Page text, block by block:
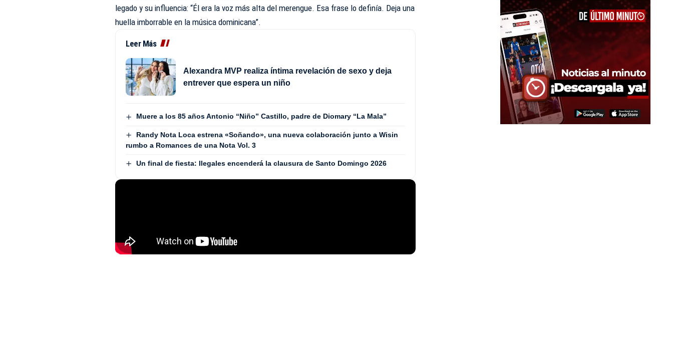
legado y su influencia: “Él era la voz más alta del merengue. Esa frase lo definía. Deja una
huella imborrable en la música dominicana”.
Leer Más
Alexandra MVP realiza íntima revelación de sexo y deja
entrever que espera un niño
Muere a los 85 años Antonio “Niño” Castillo, padre de Diomary “La Mala”
Randy Nota Loca estrena «Soñando», una nueva colaboración junto a Wisin
rumbo a Romances de una Nota Vol. 3
Un final de fiesta: Ilegales encenderá la clausura de Santo Domingo 2026